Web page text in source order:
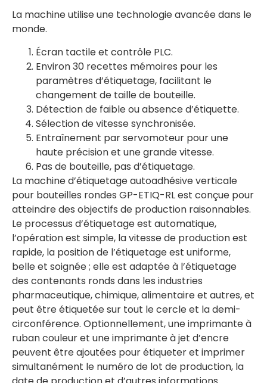
La machine utilise une technologie avancée dans le
monde.
Écran tactile et contrôle PLC.
Environ 30 recettes mémoires pour les
paramètres d’étiquetage, facilitant le
changement de taille de bouteille.
Détection de faible ou absence d’étiquette.
Sélection de vitesse synchronisée.
Entraînement par servomoteur pour une
haute précision et une grande vitesse.
Pas de bouteille, pas d’étiquetage.
La machine d’étiquetage autoadhésive verticale
pour bouteilles rondes GP-ETIQ-RL est conçue pour
atteindre des objectifs de production raisonnables.
Le processus d’étiquetage est automatique,
l’opération est simple, la vitesse de production est
rapide, la position de l’étiquetage est uniforme,
belle et soignée ; elle est adaptée à l’étiquetage
des contenants ronds dans les industries
pharmaceutique, chimique, alimentaire et autres, et
peut être étiquetée sur tout le cercle et la demi-
circonférence. Optionnellement, une imprimante à
ruban couleur et une imprimante à jet d’encre
peuvent être ajoutées pour étiqueter et imprimer
simultanément le numéro de lot de production, la